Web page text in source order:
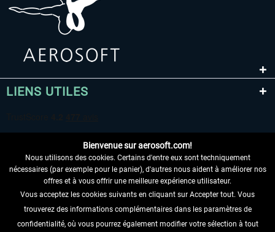
LIENS UTILES
RENONCER AU CONTRAT ICI
INFORMATIONS
Bienvenue sur aerosoft.com!
Nous utilisons des cookies. Certains d'entre eux sont techniquement
nécessaires (par exemple pour le panier), d'autres nous aident à améliorer nos
offres et à vous offrir une meilleure expérience utilisateur.
Vous acceptez les cookies suivants en cliquant sur Accepter tout. Vous
trouverez des informations complémentaires dans les paramètres de
confidentialité, où vous pourrez également modifier votre sélection à tout